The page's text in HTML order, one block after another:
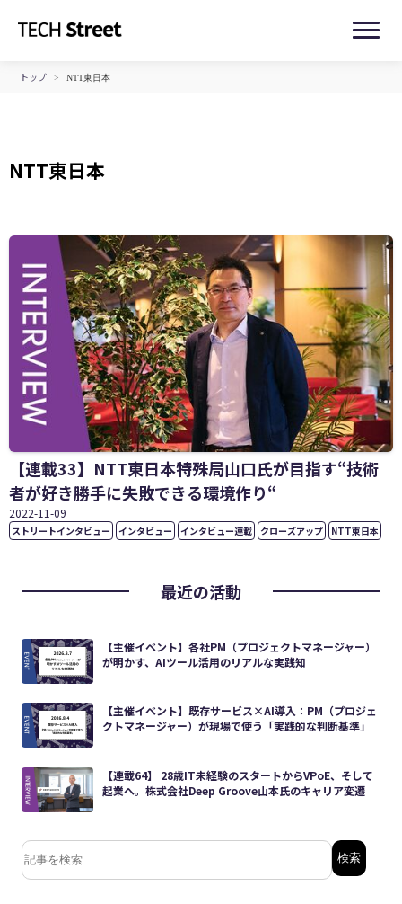
トップ > NTT東日本
NTT東日本
2022-11-09
【連載33】NTT東日本特殊局山口氏が目指す“技術
者が好き勝手に失敗できる環境作り“
ストリートインタビュー インタビュー インタビュー連載 クローズアップ NTT東日本
最近の活動
【主催イベント】各社PM（プロジェクトマネージャー）
が明かす、AIツール活用のリアルな実践知
【主催イベント】既存サービス×AI導入：PM（プロジェ
クトマネージャー）が現場で使う「実践的な判断基準」
【連載64】 28歳IT未経験のスタートからVPoE、そして
起業へ。株式会社Deep Groove山本氏のキャリア変遷